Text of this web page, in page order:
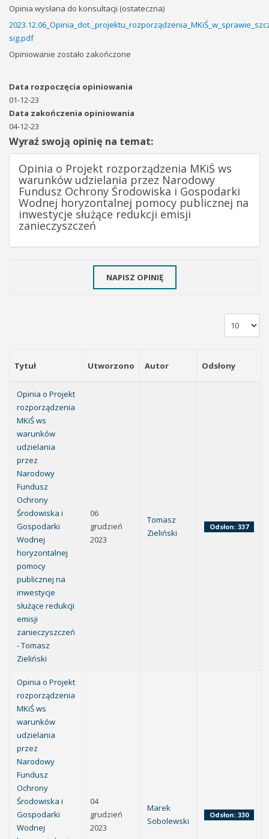
Opinia wysłana do konsultacji (ostateczna)
sig.pdf
Opiniowanie zostało zakończone
Data rozpoczęcia opiniowania
01-12-23
Data zakończenia opiniowania
04-12-23
Wyraź swoją opinię na temat:
Opinia o Projekt rozporządzenia MKiŚ ws
warunków udzielania przez Narodowy
Fundusz Ochrony Środowiska i Gospodarki
Wodnej horyzontalnej pomocy publicznej na
inwestycje służące redukcji emisji
zanieczyszczeń
NAPISZ OPINIĘ
Tytuł Utworzono Autor Odsłony
Opinia o Projekt
rozporządzenia
MKiŚ ws
warunków
udzielania
przez
Narodowy
Fundusz
Ochrony
Środowiska i
Gospodarki
Wodnej
horyzontalnej
pomocy
publicznej na
inwestycje
służące redukcji
emisji
zanieczyszczeń
- Tomasz
Zieliński
06
grudzień
2023
Tomasz
Zieliński
Odsłon: 337
Opinia o Projekt
rozporządzenia
MKiŚ ws
warunków
udzielania
przez
Narodowy
Fundusz
Ochrony
Środowiska i
Gospodarki
Wodnej
04
grudzień
2023
Marek
Sobolewski
Odsłon: 330